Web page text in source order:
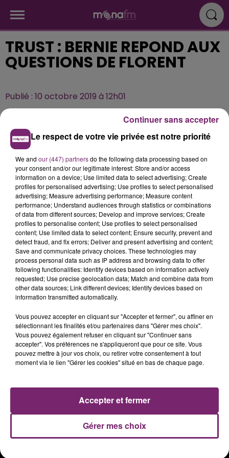
TRUST : BERNIE REPOND AUX
QUESTIONS DE FLORENT
Publié : 10 octobre 2019 à 12h01
ACTUS RADIO
PODCASTS
JEUX
PHOTOS PUBLICITÉ
Plan du site
Mentions légales
Le respect de votre vie privée est notre priorité
We and our (447) partnersdo the following data processing based on
your consent and/or our legitimate interest: Store and/or access
information on a device; Use limited data to select advertising; Create
profiles for personalised advertising; Use profiles to select personalised
advertising; Measure advertising performance; Measure content
performance; Understand audiences through statistics or combinations
of data from different sources; Develop and improve services; Create
profiles to personalise content; Use profiles to select personalised
content; Use limited data to select content; Ensure security, prevent and
detect fraud, and fix errors; Deliver and present advertising and content;
Save and communicate privacy choices. These technologies may
process personal data such as IP address and browsing data to offer
following functionalities: Identify devices based on information actively
requested; Use precise geolocation data; Match and combine data from
other data sources; Link different devices; Identify devices based on
information transmitted automatically.
Vous pouvez accepter en cliquant sur "Accepter et fermer", ou affiner en
sélectionnant les finalités et/ou partenaires dans "Gérer mes choix".
Vous pouvez également refuser en cliquant sur "Continuer sans
accepter". Vos préférences ne s'appliqueront que pour ce site. Vous
pouvez mettre à jour vos choix, ou retirer votre consentement à tout
moment via le lien "Gérer les cookies" situé en bas de chaque page.
Gérer mes choix
Accepter et fermer
Continuer sans accepter